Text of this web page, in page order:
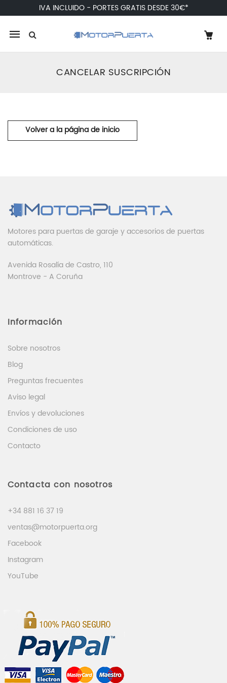
IVA INCLUIDO - PORTES GRATIS DESDE 30€*
Mobile
navigation
CANCELAR SUSCRIPCIÓN
Skip to content
Volver a la página de inicio
Motores para puertas de garaje y accesorios de puertas
automáticas.
Avenida Rosalía de Castro, 110
Montrove - A Coruña
Información
Sobre nosotros
Blog
Preguntas frecuentes
Aviso legal
Envíos y devoluciones
Condiciones de uso
Contacto
Contacta con nosotros
+34 881 16 37 19
ventas@motorpuerta.org
Facebook
Instagram
YouTube